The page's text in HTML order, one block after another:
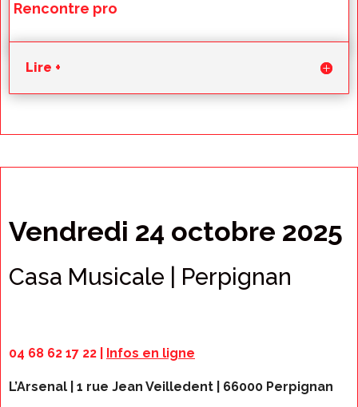
Rencontre pro
Lire +
Vendredi 24 octobre 2025
Casa Musicale | Perpignan
04 68 62 17 22 | Infos en ligne
L’Arsenal | 1 rue Jean Veilledent | 66000 Perpignan